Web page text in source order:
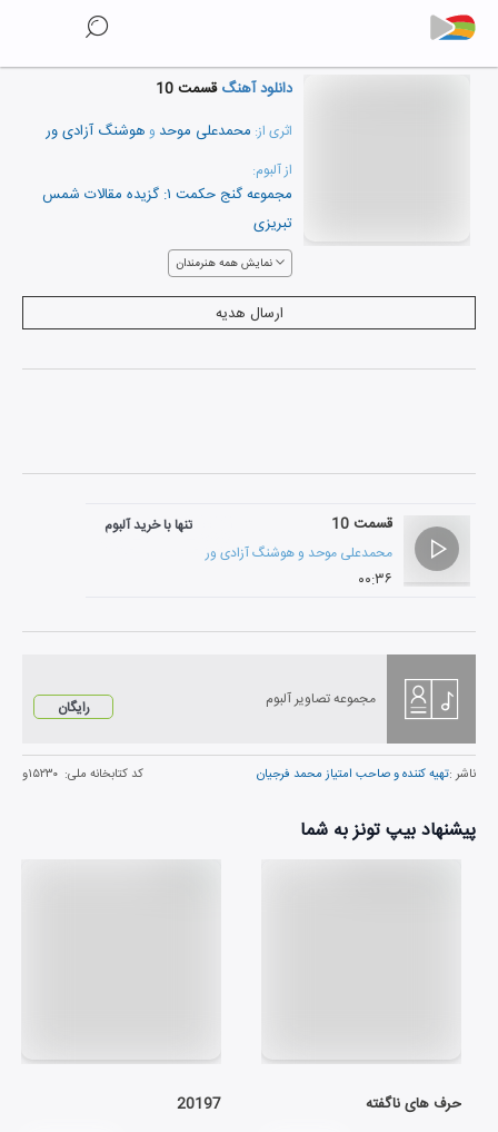
دانلود آهنگقسمت 10
اثری از: محمدعلی موحد و هوشنگ آزادی ور
از آلبوم:
مجموعه گنج حکمت ۱: گزیده مقالات شمس
تبریزی
نمایش همه هنرمندان
ارسال هدیه
قسمت 10
محمدعلی موحد و هوشنگ آزادی ور
۰۰:۳۶
تنها با خرید آلبوم
مجموعه تصاویر آلبوم رایگان
ناشر :تهيه كننده و صاحب امتياز محمد فرجيان کد کتابخانه ملی: ۱۵۲۳۰و
پیشنهاد بیپ تونز به شما
حرف های ناگفته 20197